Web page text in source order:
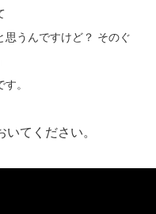
思うんですけど？ そのぐ
。
てください。